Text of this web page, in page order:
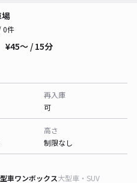
0件
¥45〜 / 15分
再入庫
可
高さ
制限なし
車ワンボックス大型車・SUV